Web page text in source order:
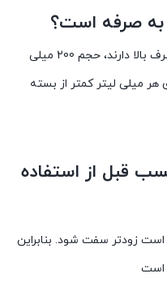
بله، برای مشاغل یا کارگاه هایی که مصرف بالا دارند، حجم 200 میلی
هر میلی لیتر کمتر از بسته
قبل از استفاده
زودتر سفت شود. بنابراین
است